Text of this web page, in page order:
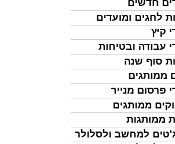
חדשים
לחגים ומועדים
קיץ
עבודה ובטיחות
סוף שנה
ממותגים
פרסום מנייר
ממותגים
ממותגות
למחשב ולסלולר